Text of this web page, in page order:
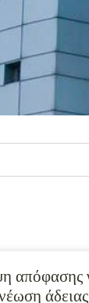
απόφασης
άδειας